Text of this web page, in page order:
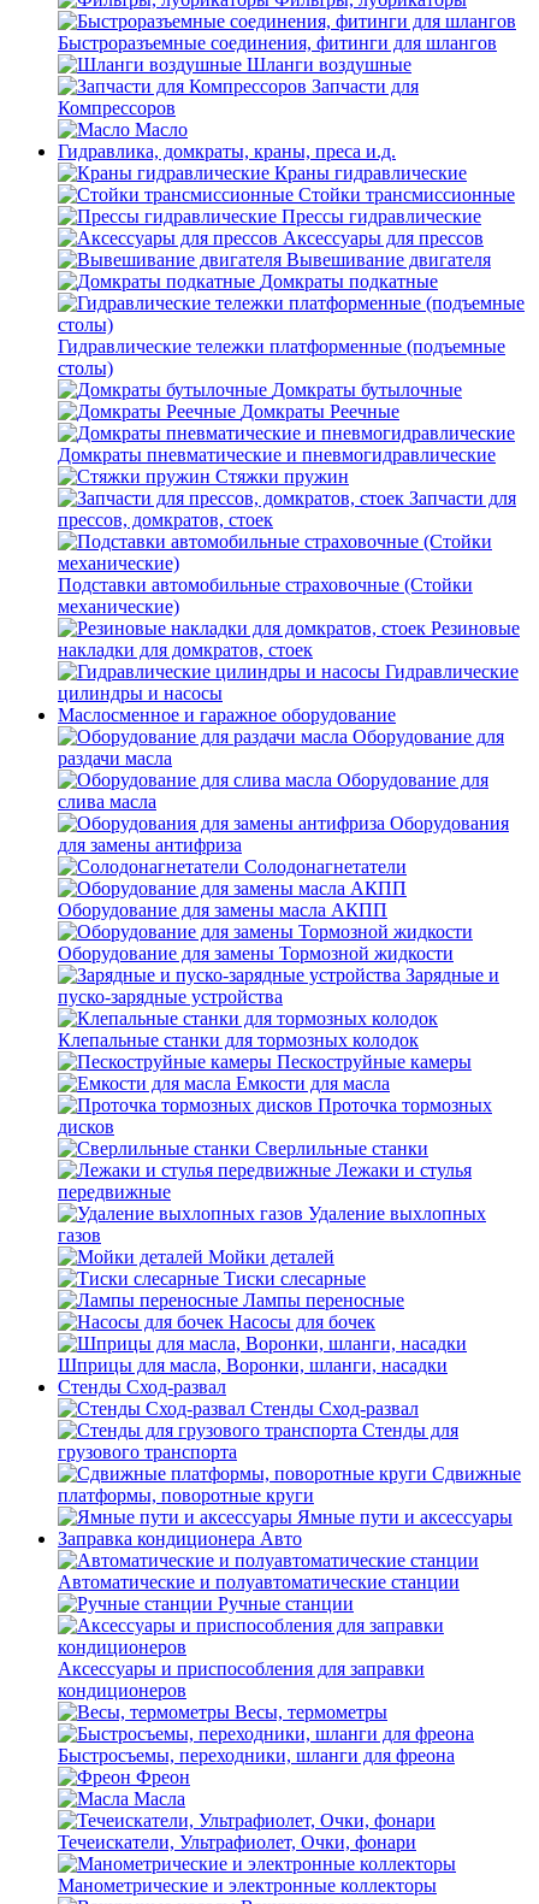
Быстроразъемные соединения, фитинги для шлангов
Шланги воздушные
Запчасти для
Компрессоров
Масло
Гидравлика, домкраты, краны, преса и.д.
Краны гидравлические
Стойки трансмиссионные
Прессы гидравлические
Аксессуары для прессов
Вывешивание двигателя
Домкраты подкатные
Гидравлические тележки платформенные (подъемные
столы)
Домкраты бутылочные
Домкраты Реечные
Домкраты пневматические и пневмогидравлические
Стяжки пружин
Запчасти для
прессов, домкратов, стоек
Подставки автомобильные страховочные (Стойки
механические)
Резиновые
накладки для домкратов, стоек
Гидравлические
цилиндры и насосы
Маслосменное и гаражное оборудование
Оборудование для
раздачи масла
Оборудование для
слива масла
Оборудования
для замены антифриза
Солодонагнетатели
Оборудование для замены масла АКПП
Оборудование для замены Тормозной жидкости
Зарядные и
пуско-зарядные устройства
Клепальные станки для тормозных колодок
Пескоструйные камеры
Емкости для масла
Проточка тормозных
дисков
Сверлильные станки
Лежаки и стулья
передвижные
Удаление выхлопных
газов
Мойки деталей
Тиски слесарные
Лампы переносные
Насосы для бочек
Шприцы для масла, Воронки, шланги, насадки
Стенды Сход-развал
Стенды Сход-развал
Стенды для
грузового транспорта
Сдвижные
платформы, поворотные круги
Ямные пути и аксессуары
Заправка кондиционера Авто
Автоматические и полуавтоматические станции
Ручные станции
Аксессуары и приспособления для заправки
кондиционеров
Весы, термометры
Быстросъемы, переходники, шланги для фреона
Фреон
Масла
Течеискатели, Ультрафиолет, Очки, фонари
Манометрические и электронные коллекторы